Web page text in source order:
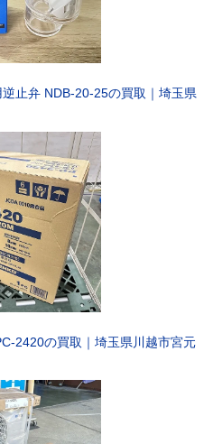
逆止弁 NDB-20-25の買取｜埼玉県
2420の買取｜埼玉県川越市宮元